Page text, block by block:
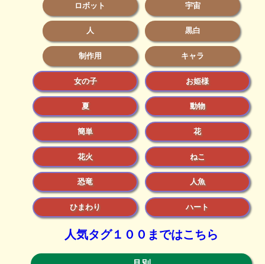
ロボット 宇宙
人 黒白
制作用 キャラ
女の子 お姫様
夏 動物
簡単 花
花火 ねこ
恐竜 人魚
ひまわり ハート
人気タグ１００まではこちら